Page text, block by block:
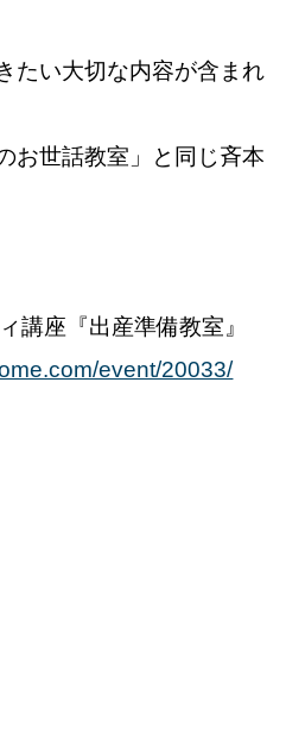
たい大切な内容が含まれ
お世話教室」と同じ斉本
講座『出産準備教室』
event/20033/